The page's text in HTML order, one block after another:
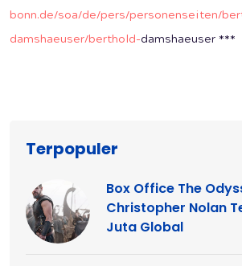
bonn.de/soa/de/pers/personenseiten/
damshaeuser/berthold-damshaeuser ***
Terpopuler
Box Office The
Christopher Nolan
Juta Global